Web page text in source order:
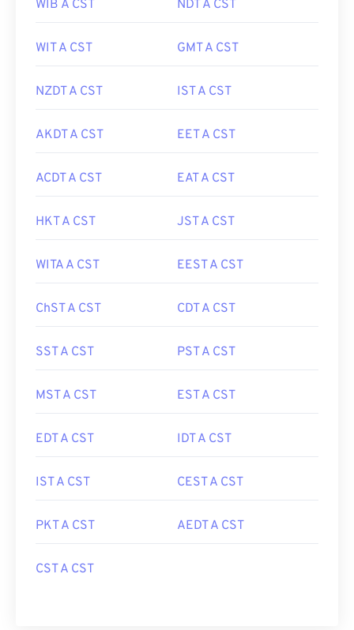
WIB A CST NDT A CST
WIT A CST GMT A CST
NZDT A CST IST A CST
AKDT A CST EET A CST
ACDT A CST EAT A CST
HKT A CST JST A CST
WITA A CST EEST A CST
ChST A CST CDT A CST
SST A CST PST A CST
MST A CST EST A CST
EDT A CST IDT A CST
IST A CST CEST A CST
PKT A CST AEDT A CST
CST A CST